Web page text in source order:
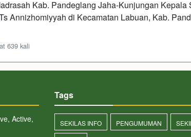
Kab. Pandeglang Jaha-Kunjungan Kepala
Annizhomiyyah di Kecamatan Labuan, Kab.
639 kali
Active,
Tags
SEKILAS INFO PENGUMUMAN